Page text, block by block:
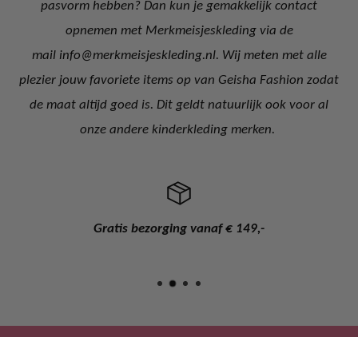
pasvorm hebben? Dan kun je gemakkelijk contact
opnemen met Merkmeisjeskleding via de
mail info@merkmeisjeskleding.nl. Wij meten met alle
plezier jouw favoriete items op van Geisha Fashion zodat
de maat altijd goed is. Dit geldt natuurlijk ook voor al
onze andere kinderkleding merken.
Gratis bezorging vanaf € 149,-